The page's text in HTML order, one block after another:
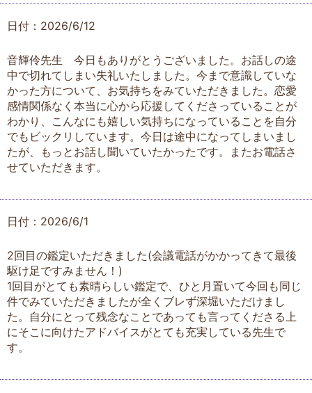
日付：2026/6/12
音輝伶先生 今日もありがとうございました。お話しの途
中で切れてしまい失礼いたしました。今まで意識していな
かった方について、お気持ちをみていただきました。恋愛
感情関係なく本当に心から応援してくださっていることが
わかり、こんなにも嬉しい気持ちになっていることを自分
でもビックリしています。今日は途中になってしまいまし
たが、もっとお話し聞いていたかったです。またお電話さ
せていただきます。
日付：2026/6/1
2回目の鑑定いただきました(会議電話がかかってきて最後
駆け足ですみません！)
1回目がとても素晴らしい鑑定で、ひと月置いて今回も同じ
件でみていただきましたが全くブレず深堀いただけまし
た。自分にとって残念なことであっても言ってくださる上
にそこに向けたアドバイスがとても充実している先生で
す。